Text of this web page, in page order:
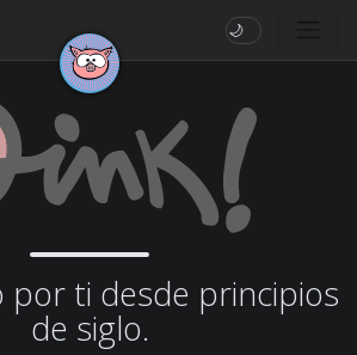
🌙
por ti desde principios
de siglo.